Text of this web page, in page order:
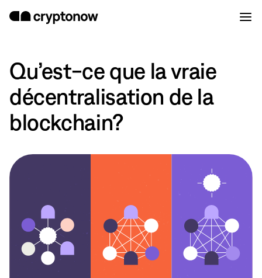
Qu’est-ce que la vraie
décentralisation de la
blockchain?